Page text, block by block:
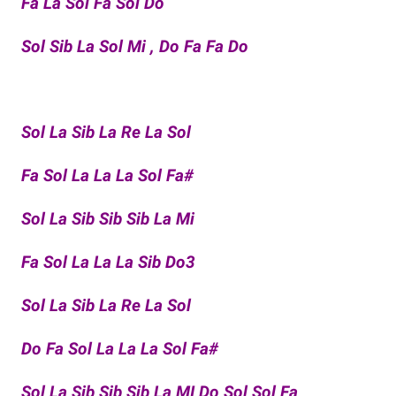
Sol Sib La Sol Mi , Do Fa Fa Do
Sol La Sib La Re La Sol
Fa Sol La La La Sol Fa#
Sol La Sib Sib Sib La Mi
Fa Sol La La La Sib Do3
Sol La Sib La Re La Sol
Do Fa Sol La La La Sol Fa#